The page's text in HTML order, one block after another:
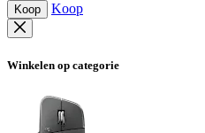
Koop Koop
Winkelen op categorie